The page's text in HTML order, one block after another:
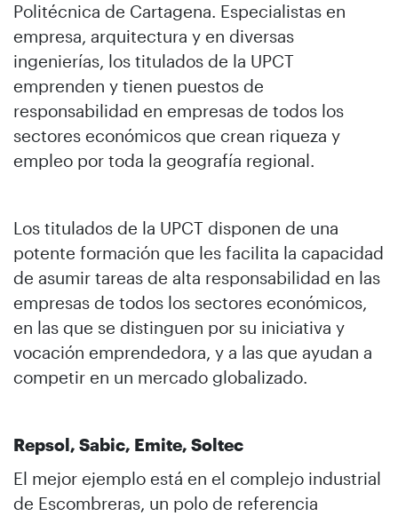
Politécnica de Cartagena. Especialistas en
empresa, arquitectura y en diversas
ingenierías, los titulados de la UPCT
emprenden y tienen puestos de
responsabilidad en empresas de todos los
sectores económicos que crean riqueza y
empleo por toda la geografía regional.
Los titulados de la UPCT disponen de una
potente formación que les facilita la capacidad
de asumir tareas de alta responsabilidad en las
empresas de todos los sectores económicos,
en las que se distinguen por su iniciativa y
vocación emprendedora, y a las que ayudan a
competir en un mercado globalizado.
Repsol, Sabic, Emite, Soltec
El mejor ejemplo está en el complejo industrial
de Escombreras, un polo de referencia